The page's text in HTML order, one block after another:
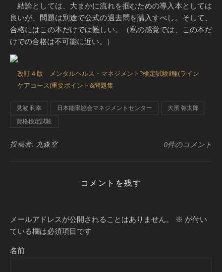
結論としては、大まかに流れを掴むための導入本としては
良いが、問題は別途で公式の過去問を購入すべし。そして、
合格にはこの本だけでは難しい。（私の感覚では、この本だ
けでの合格は不可能に近い。）
改訂４版 メンタルヘルス・マネジメント?検定試験II種(ライン
ケアコース)重要ポイント&問題集
見波 利幸 日本能率協会マネジメントセンター
大濱 弥太郎
資格検定試験
投稿者: 九森空 0件のコメント
コメントを残す
メールアドレスが公開されることはありません。 ※ が付い
ている欄は必須項目です
名前